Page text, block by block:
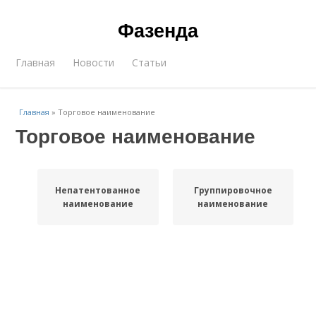
Фазенда
Главная Новости Статьи
Главная »Торговое наименование
Торговое наименование
Непатентованное
наименование
Группировочное
наименование